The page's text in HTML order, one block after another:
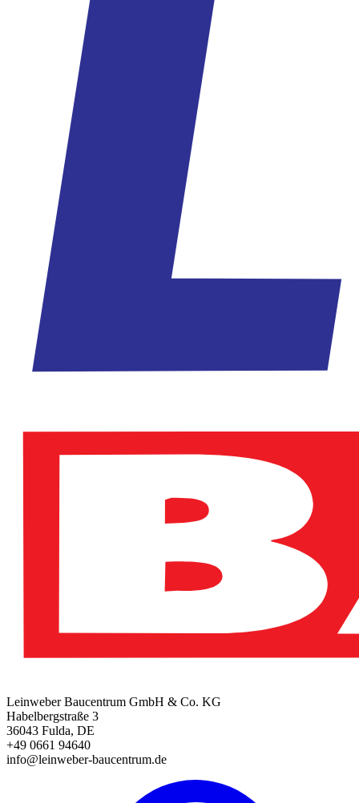
Leinweber Baucentrum GmbH & Co. KG
Habelbergstraße 3
36043 Fulda, DE
+49 0661 94640
info@leinweber-baucentrum.de